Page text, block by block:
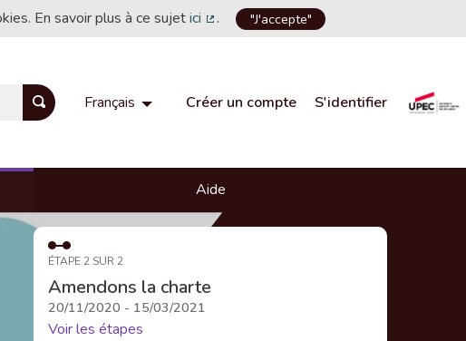
En savoir plus à ce sujetici
(Lien externe)
. "J'accepte"
Français Choisir la langueChoose language
Créer un compte S'identifier
Aide
ÉTAPE 2 SUR 2
Amendons la charte
20/11/2020 - 15/03/2021
Voir les étapes